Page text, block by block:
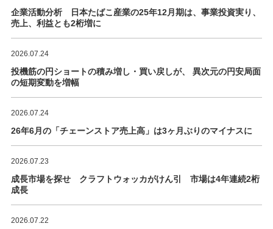
企業活動分析 日本たばこ産業の25年12月期は、事業投資実り、
売上、利益とも2桁増に
2026.07.24
投機筋の円ショートの積み増し・買い戻しが、 異次元の円安局面
の短期変動を増幅
2026.07.24
26年6月の「チェーンストア売上高」は3ヶ月ぶりのマイナスに
2026.07.23
成長市場を探せ クラフトウォッカがけん引 市場は4年連続2桁
成長
2026.07.22